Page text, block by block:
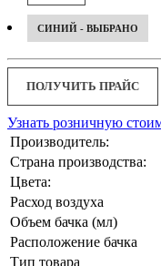
СИНИЙ - ВЫБРАНО
ПОЛУЧИТЬ ПРАЙС
Узнать розничную
Производитель:
Страна производства:
Цвета:
Расход воздуха
Объем бачка (мл)
Расположение бачка
Тип товара